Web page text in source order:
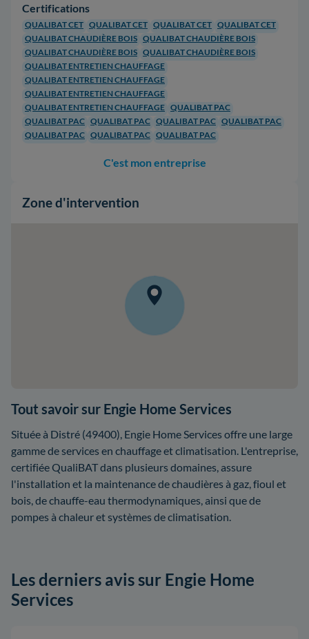
Certifications
QUALIBAT CET QUALIBAT CET QUALIBAT CET QUALIBAT CET
QUALIBAT CHAUDIÈRE BOIS QUALIBAT CHAUDIÈRE BOIS
QUALIBAT CHAUDIÈRE BOIS QUALIBAT CHAUDIÈRE BOIS
QUALIBAT ENTRETIEN CHAUFFAGE
QUALIBAT ENTRETIEN CHAUFFAGE
QUALIBAT ENTRETIEN CHAUFFAGE
QUALIBAT ENTRETIEN CHAUFFAGE QUALIBAT PAC
QUALIBAT PAC QUALIBAT PAC QUALIBAT PAC QUALIBAT PAC
QUALIBAT PAC QUALIBAT PAC QUALIBAT PAC
C'est mon entreprise
Zone d'intervention
Tout savoir sur Engie Home Services
Située à Distré (49400), Engie Home Services offre une large
gamme de services en chauffage et climatisation. L'entreprise,
certifiée QualiBAT dans plusieurs domaines, assure
l'installation et la maintenance de chaudières à gaz, fioul et
bois, de chauffe-eau thermodynamiques, ainsi que de
pompes à chaleur et systèmes de climatisation.
Les derniers avis sur Engie Home
Services